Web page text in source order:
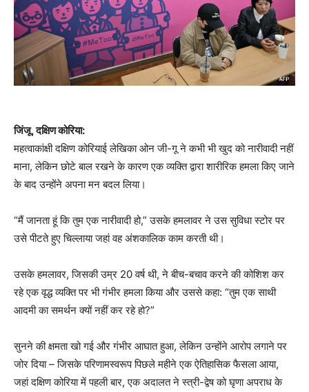
जिंजू, दक्षिण कोरिया:
महत्वाकांक्षी दक्षिण कोरियाई लेखिका ओन जी-गू ने कभी भी खुद को नारीवादी नहीं
माना, लेकिन छोटे बाल रखने के कारण एक व्यक्ति द्वारा शारीरिक हमला किए जाने
के बाद उन्होंने अपना मन बदल लिया।
“मैं जानता हूं कि तुम एक नारीवादी हो,” उसके हमलावर ने उस सुविधा स्टोर पर
उसे पीटते हुए चिल्लाया जहां वह अंशकालिक काम करती थी।
उसके हमलावर, जिसकी उम्र 20 वर्ष थी, ने बीच-बचाव करने की कोशिश कर
रहे एक वृद्ध व्यक्ति पर भी गंभीर हमला किया और उससे कहा: “तुम एक साथी
आदमी का समर्थन क्यों नहीं कर रहे हो?”
सुनने की क्षमता खो गई और गंभीर आघात हुआ, लेकिन उन्होंने आरोप लगाने पर
जोर दिया – जिसके परिणामस्वरूप पिछले महीने एक ऐतिहासिक फैसला आया,
जहां दक्षिण कोरिया में पहली बार, एक अदालत ने स्त्री-द्वेष को घृणा अपराध के